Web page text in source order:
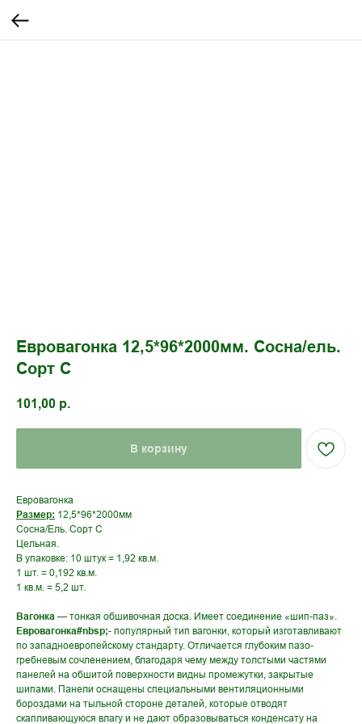
Евровагонка 12,5*96*2000мм. Сосна/ель.
Сорт С
101,00 р.
В корзину
Евровагонка
Размер: 12,5*96*2000мм
Сосна/Ель. Сорт С
Цельная.
В упаковке: 10 штук = 1,92 кв.м.
1 шт. = 0,192 кв.м.
1 кв.м. = 5,2 шт.
Вагонка — тонкая обшивочная доска. Имеет соединение «шип-паз».
Евровагонка#nbsp;- популярный тип вагонки, который изготавливают
по западноевропейскому стандарту. Отличается глубоким пазо-
гребневым сочленением, благодаря чему между толстыми частями
панелей на обшитой поверхности видны промежутки, закрытые
шипами. Панели оснащены специальными вентиляционными
бороздами на тыльной стороне деталей, которые отводят
скапливающуюся влагу и не дают образовываться конденсату на